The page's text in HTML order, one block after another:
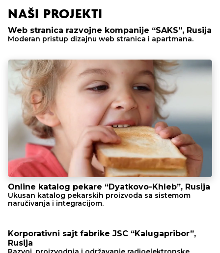
NAŠI PROJEKTI
Web stranica razvojne kompanije “SAKS”, Rusija
Moderan pristup dizajnu web stranica i apartmana.
Online katalog pekare “Dyatkovo-Khleb”, Rusija
Ukusan katalog pekarskih proizvoda sa sistemom
naručivanja i integracijom.
Korporativni sajt fabrike JSC “Kalugapribor”,
Rusija